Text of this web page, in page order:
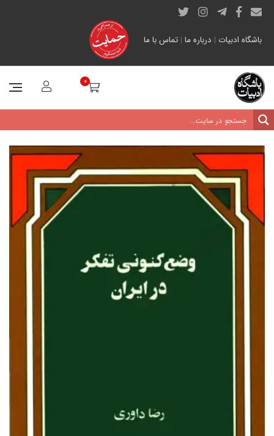
باشگاه ادبیات | درباره ما | تماس با ما
0